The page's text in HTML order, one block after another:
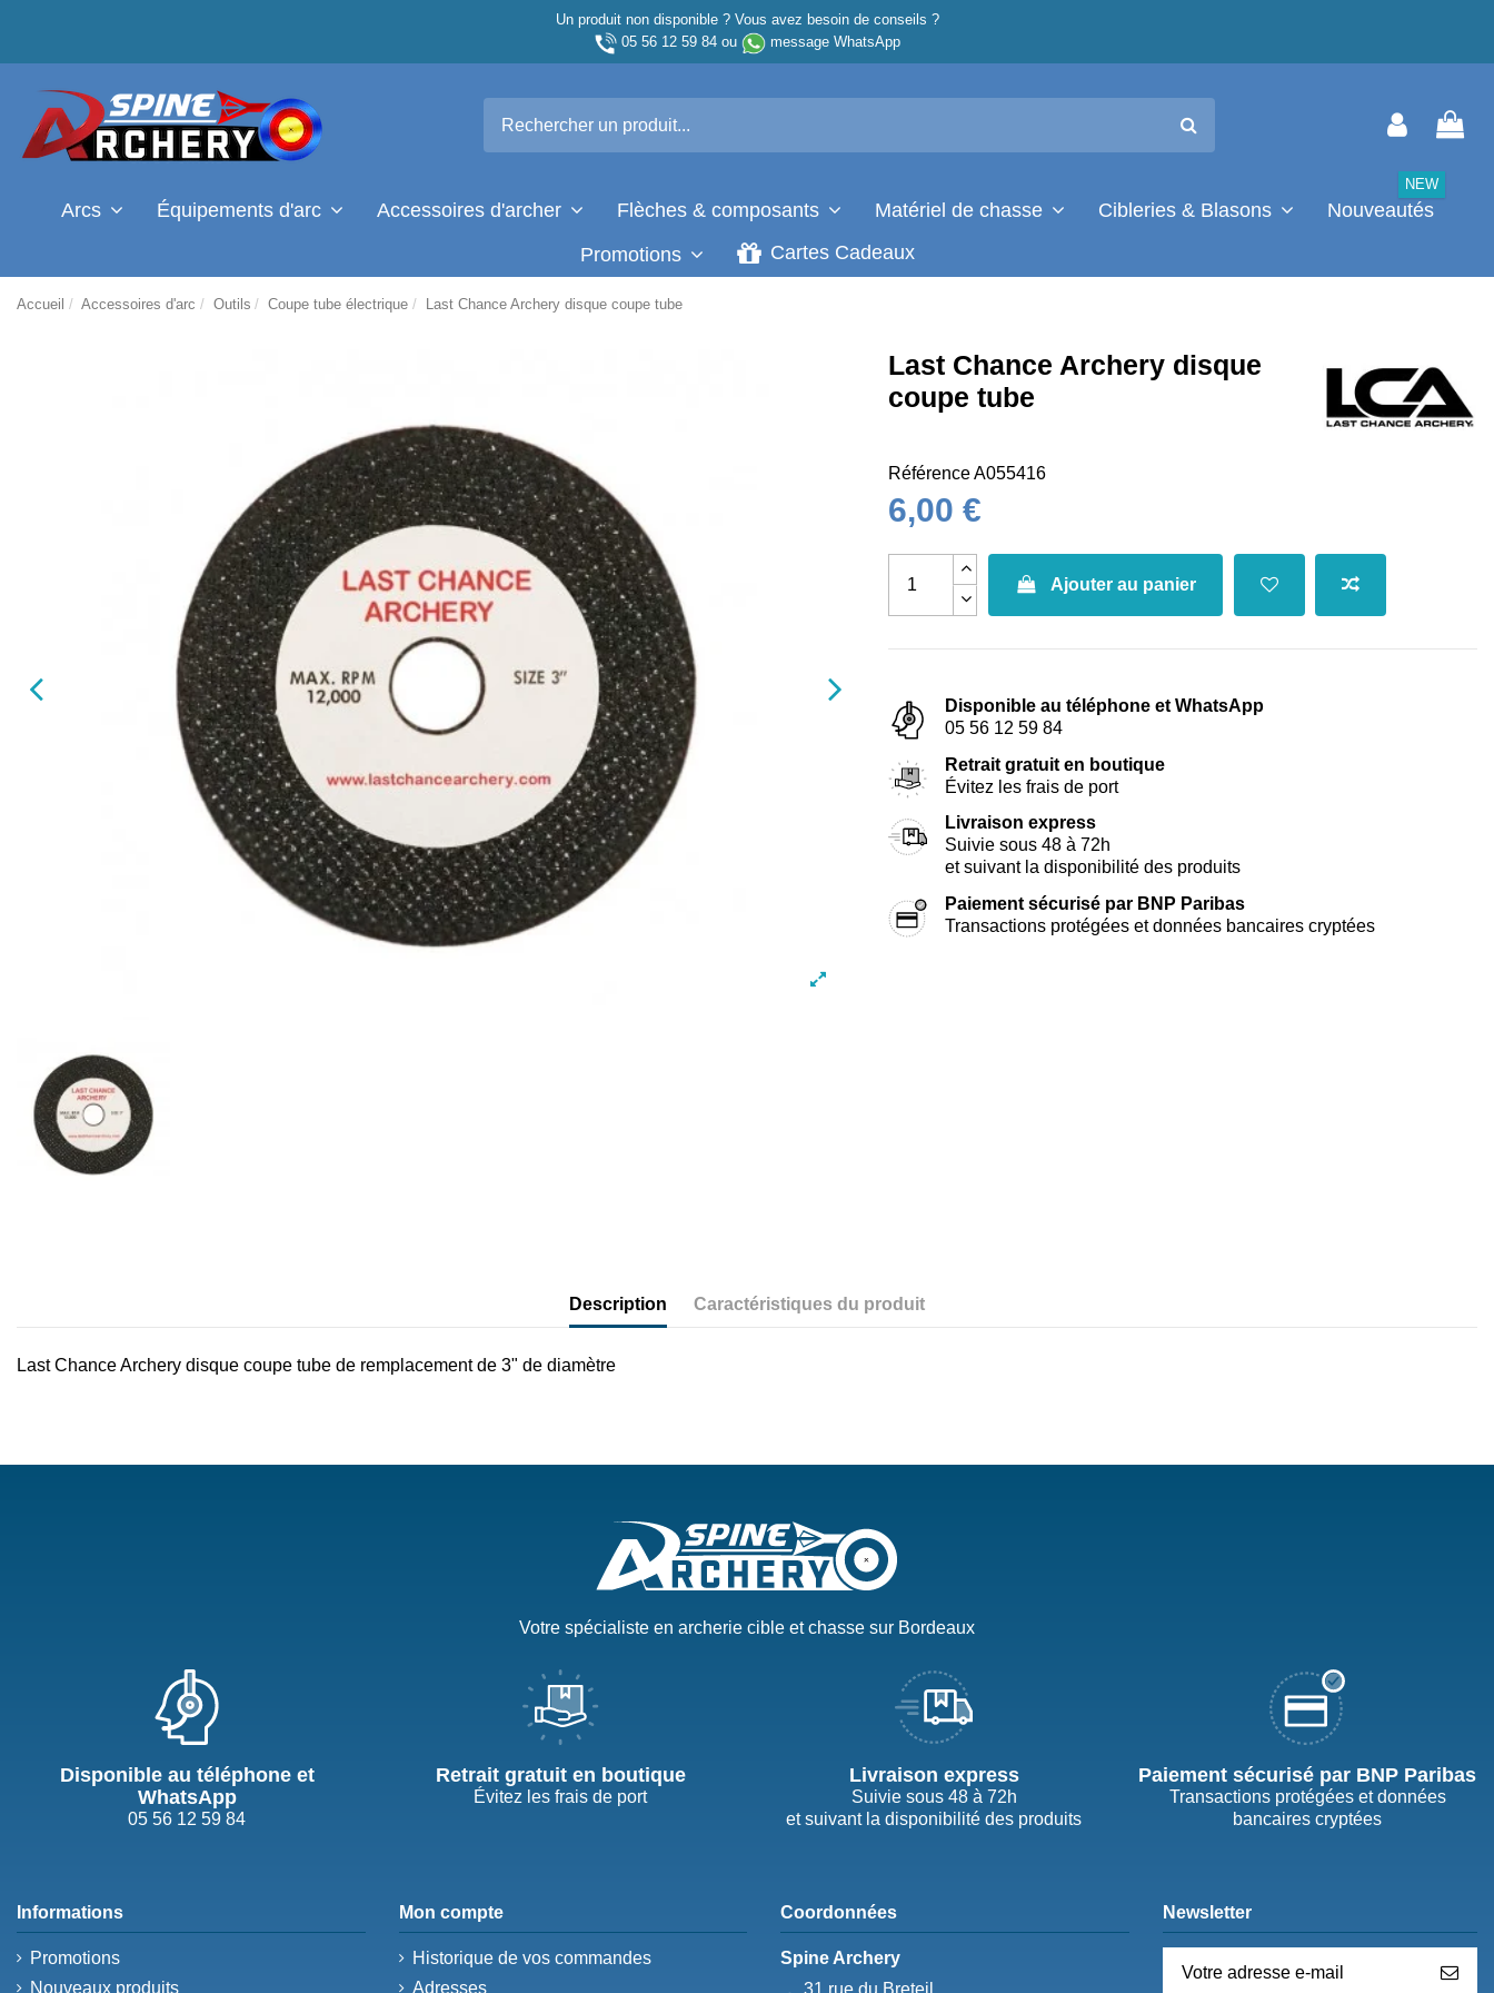
Un produit non disponible ? Vous avez besoin de conseils ?
05 56 12 59 84ou message WhatsApp
Arcs Équipements d'arc Accessoires d'archer Flèches & composants Matériel de chasse Cibleries & Blasons Nouveautés
NEW
Promotions Cartes Cadeaux
Accueil Accessoires d'arc Outils Coupe tube électrique Last Chance Archery disque coupe tube
Last Chance Archery disque
coupe tube
RéférenceA055416
6,00 €
Ajouter au panier
Disponible au téléphone et WhatsApp
05 56 12 59 84
Retrait gratuit en boutique
Évitez les frais de port
Livraison express
Suivie sous 48 à 72h
et suivant la disponibilité des produits
Paiement sécurisé par BNP Paribas
Transactions protégées et données bancaires cryptées
Description Caractéristiques du produit
Last Chance Archery disque coupe tube de remplacement de 3" de diamètre
Votre spécialiste en archerie cible et chasse sur Bordeaux
Disponible au téléphone et
WhatsApp
05 56 12 59 84
Retrait gratuit en boutique
Évitez les frais de port
Livraison express
Suivie sous 48 à 72h
et suivant la disponibilité des produits
Paiement sécurisé par BNP Paribas
Transactions protégées et données
bancaires cryptées
Informations
Promotions
Nouveaux produits
Mon compte
Historique de vos commandes
Adresses
Coordonnées
Spine Archery
Newsletter